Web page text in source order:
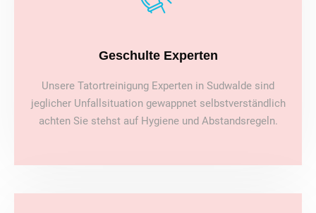
Geschulte Experten
Unsere Tatortreinigung Experten in Sudwalde sind
jeglicher Unfallsituation gewappnet selbstverständlich
achten Sie stehst auf Hygiene und Abstandsregeln.